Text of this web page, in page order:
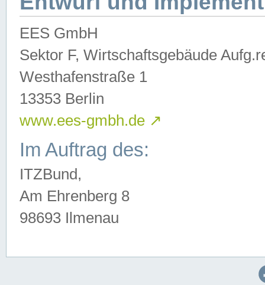
EES GmbH
Sektor F, Wirtschaftsgebäude
Westhafenstraße 1
13353 Berlin
www.ees-gmbh.de ↗
Im Auftrag des:
ITZBund,
Am Ehrenberg 8
98693 Ilmenau